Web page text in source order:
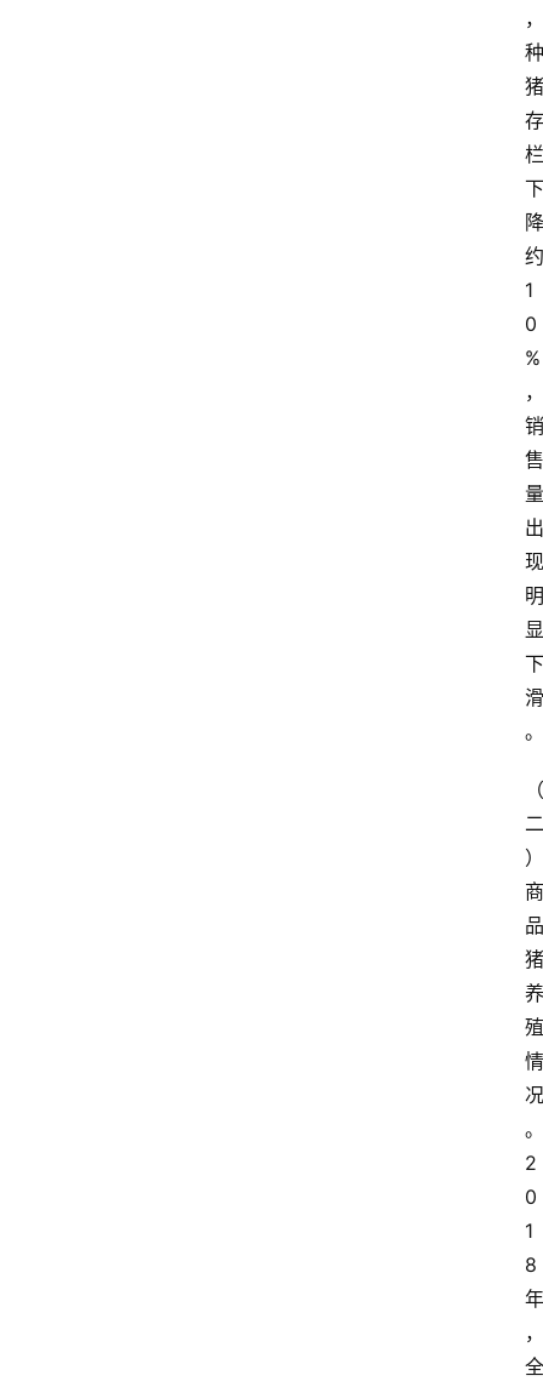
，
种
猪
存
栏
下
降
约
1
0
%
，
销
售
量
出
现
明
显
下
滑
。
（
二
）
商
品
猪
养
殖
情
况
。
2
0
1
8
年
，
全